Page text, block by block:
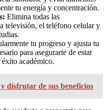
tu energía y concentración.
Elimina todas las
televisión, el teléfono celular y
tu progreso y ajusta tu
para asegurarte de estar
académico.
disfrutar de sus beneficios